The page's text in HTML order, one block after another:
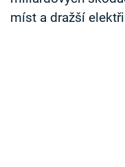
míst a dražší